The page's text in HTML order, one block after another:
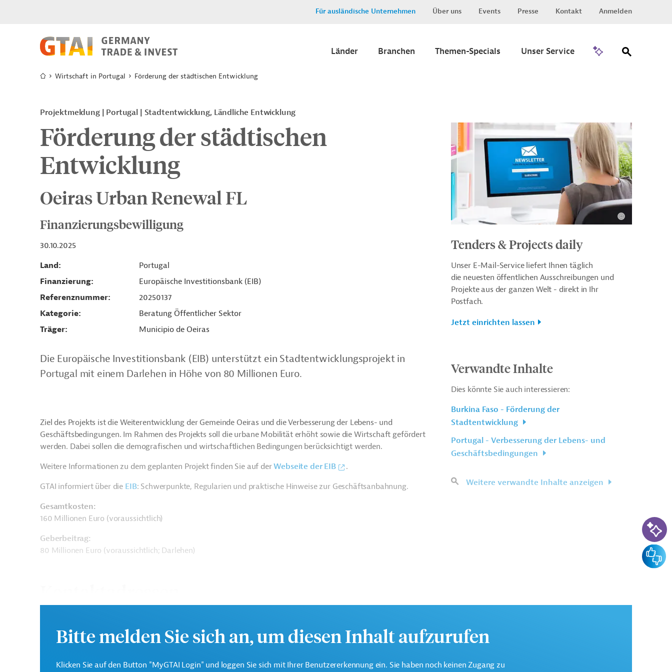
Für ausländische Unternehmen Über uns Events Presse Kontakt Anmelden
Länder Branchen Themen-Specials Unser Service
Wirtschaft in Portugal Förderung der städtischen Entwicklung
Projektmeldung Portugal Stadtentwicklung, Ländliche Entwicklung
Förderung der städtischen
Entwicklung
Oeiras Urban Renewal FL
Finanzierungsbewilligung
30.10.2025
Land
Portugal
Finanzierung
Europäische Investitionsbank (EIB)
Referenznummer
20250137
Kategorie
Beratung Öffentlicher Sektor
Träger
Municipio de Oeiras
Die Europäische Investitionsbank (EIB) unterstützt ein Stadtentwicklungsprojekt in
Portugal mit einem Darlehen in Höhe von 80 Millionen Euro.
Ziel des Projekts ist die Weiterentwicklung der Gemeinde Oeiras und die Verbesserung der Lebens- und
Geschäftsbedingungen. Im Rahmen des Projekts soll die urbane Mobilität erhöht sowie die Wirtschaft gefördert
werden. Dabei sollen die demografischen und wirtschaftlichen Bedingungen berücksichtigt werden.
Weitere Informationen zu dem geplanten Projekt finden Sie auf derWebseite der EIB
.
GTAI informiert über die EIB: Schwerpunkte, Regularien und praktische Hinweise zur Geschäftsanbahnung.
Gesamtkosten:
160 Millionen Euro (voraussichtlich)
Geberbeitrag:
80 Millionen Euro (voraussichtlich; Darlehen)
Europäische
Mitgliedsländer und unterstützt die Entwicklungs- und Kooperationspolitik der EU mit
Tenders & Projects daily
Unser E-Mail-Service liefert Ihnen täglich
die neuesten öffentlichen Ausschreibungen und
Projekte aus der ganzen Welt - direkt in Ihr
Postfach.
Jetzt einrichten lassen
Verwandte Inhalte
Dies könnte Sie auch interessieren:
Burkina Faso - Förderung der
Stadtentwicklung
Portugal - Verbesserung der Lebens- und
Geschäftsbedingungen
Weitere verwandte Inhalte anzeigen
Bitte melden Sie sich an, um diesen Inhalt aufzurufen
Klicken Sie auf den Button "MyGTAI Login" und loggen Sie sich mit Ihrer Benutzererkennung ein. Sie haben noch keinen Zugang zu
KI-